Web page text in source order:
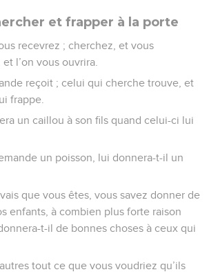
et frapper à la porte
recevrez ; cherchez, et vous
l’on vous ouvrira.
reçoit ; celui qui cherche trouve, et
frappe.
un caillou à son fils quand celui-ci lui
un poisson, lui donnera-t-il un
que vous êtes, vous savez donner de
enfants, à combien plus forte raison
t-il de bonnes choses à ceux qui
tout ce que vous voudriez qu’ils